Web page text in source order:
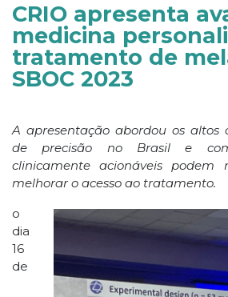
CRIO apresenta
medicina
tratamento de
SBOC 2023
A apresentação abordou os altos
de precisão no Brasil e
clinicamente acionáveis podem
melhorar o acesso ao tratamento.
o
dia
16
de